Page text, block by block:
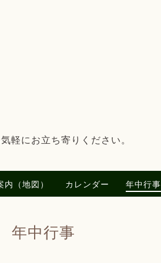
軽にお立ち寄りください。
内（地図） カレンダー 年中行事
年中行事